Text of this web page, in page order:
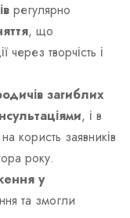
регулярно
, що
творчість і
загиблих
, і в
користь заявників
року.
у
та змогли